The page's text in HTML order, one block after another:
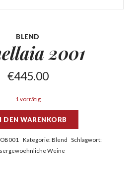
BLEND
2001
€445.00
1 vorrätig
DEN WARENKORB
Kategorie: Blend
Schlagwort:
Weine